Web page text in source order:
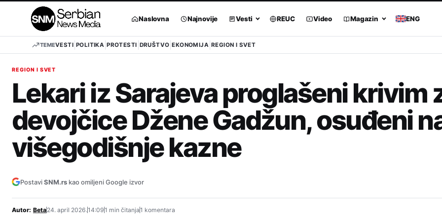
Naslovna Najnovije Vesti REUC Video Magazin ENG
TEMEVESTI POLITIKA PROTESTI DRUŠTVO EKONOMIJA REGION I SVET
REGION I SVET
Lekari iz Sarajeva proglašeni krivim
devojčice Džene Gadžun, osuđeni
višegodišnje kazne
PostaviSNM.rs kao omiljeni Google izvor
Autor: Beta24. april 2026.14:091 min čitanja1 komentara